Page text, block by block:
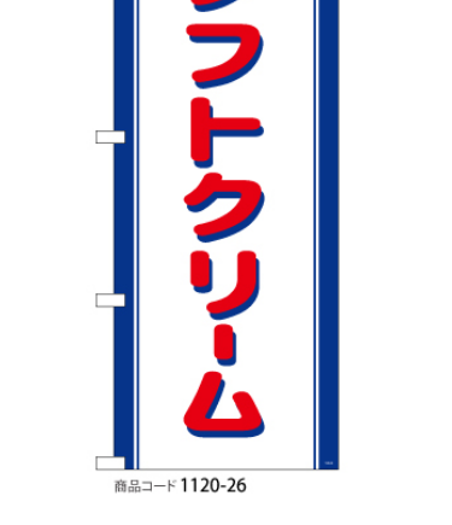
カルチャー・教養
OTHER ITEMS
関連アイテムを見る
ORIGINAL ORDER
オリジナルオーダー注文方法
お届け納期と配送方法
オリジナルオーダー制作事例